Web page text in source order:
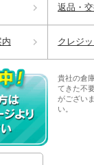
返品・
クレジ
貴社の倉
てきた不
がござい
い。